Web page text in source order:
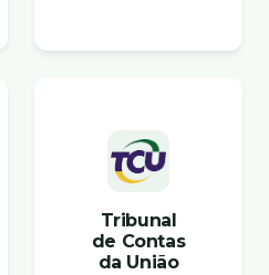
Tribunal
de Contas
da União